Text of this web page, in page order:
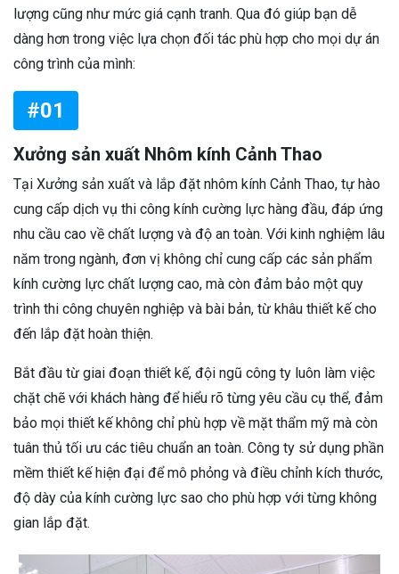
lượng cũng như mức giá cạnh tranh. Qua đó giúp bạn dễ
dàng hơn trong việc lựa chọn đối tác phù hợp cho mọi dự án
công trình của mình:
#01
Xưởng sản xuất Nhôm kính Cảnh Thao
Tại Xưởng sản xuất và lắp đặt nhôm kính Cảnh Thao, tự hào
cung cấp dịch vụ thi công kính cường lực hàng đầu, đáp ứng
nhu cầu cao về chất lượng và độ an toàn. Với kinh nghiệm lâu
năm trong ngành, đơn vị không chỉ cung cấp các sản phẩm
kính cường lực chất lượng cao, mà còn đảm bảo một quy
trình thi công chuyên nghiệp và bài bản, từ khâu thiết kế cho
đến lắp đặt hoàn thiện.
Bắt đầu từ giai đoạn thiết kế, đội ngũ công ty luôn làm việc
chặt chẽ với khách hàng để hiểu rõ từng yêu cầu cụ thể, đảm
bảo mọi thiết kế không chỉ phù hợp về mặt thẩm mỹ mà còn
tuân thủ tối ưu các tiêu chuẩn an toàn. Công ty sử dụng phần
mềm thiết kế hiện đại để mô phỏng và điều chỉnh kích thước,
độ dày của kính cường lực sao cho phù hợp với từng không
gian lắp đặt.